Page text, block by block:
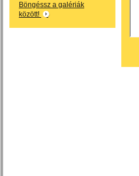
Böngéssz a galériák
között!